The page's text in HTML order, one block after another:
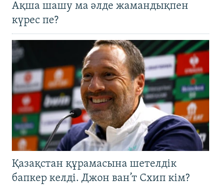
Ақша шашу ма әлде жамандықпен
күрес пе?
Қазақстан құрамасына шетелдік
бапкер келді. Джон ван’т Схип кім?